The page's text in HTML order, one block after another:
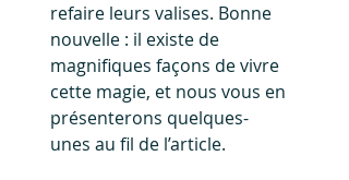
refaire leurs valises. Bonne
nouvelle : il existe de
magnifiques façons de vivre
cette magie, et nous vous en
présenterons quelques-
unes au fil de l’article.